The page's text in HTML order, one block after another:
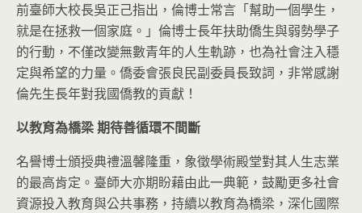
前臺師大校長吳正己指出，倫博士常言「幫助一個學生，
就是在拯救一個家庭。」倫博士長年扶助僑生與弱勢學子
的行動，不僅改變無數青年的人生軌跡，也為社會注入穩
定與希望的力量。僑委會張良民副委員長致詞，非常感謝
倫先生長年對我國僑教的貢獻！
以教育為橋梁 期待善循環不間斷
名譽博士頒授典禮溫馨隆重，象徵學術殿堂對其人生志業
的最高肯定。臺師大亦期盼藉由此一典範，鼓勵更多社會
資源投入教育與公共事務，持續以教育為橋梁，深化國際